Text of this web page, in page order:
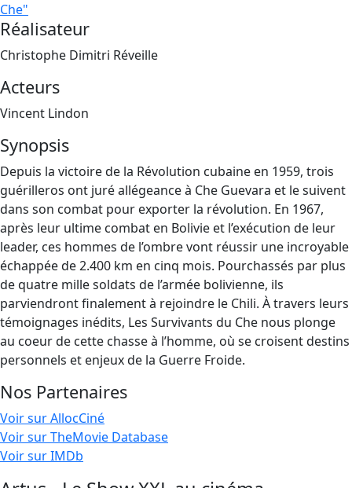
Che"
Réalisateur
Christophe Dimitri Réveille
Acteurs
Vincent Lindon
Synopsis
Depuis la victoire de la Révolution cubaine en 1959, trois
guérilleros ont juré allégeance à Che Guevara et le suivent
dans son combat pour exporter la révolution. En 1967,
après leur ultime combat en Bolivie et l’exécution de leur
leader, ces hommes de l’ombre vont réussir une incroyable
échappée de 2.400 km en cinq mois. Pourchassés par plus
de quatre mille soldats de l’armée bolivienne, ils
parviendront finalement à rejoindre le Chili. À travers leurs
témoignages inédits, Les Survivants du Che nous plonge
au coeur de cette chasse à l’homme, où se croisent destins
personnels et enjeux de la Guerre Froide.
Nos Partenaires
Voir sur AllocCiné
Voir sur TheMovie Database
Voir sur IMDb